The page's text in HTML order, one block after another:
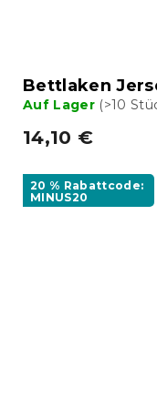
Bettlaken
Auf Lager (>10
14,10 €
20 % Rabattcode:
MINUS20